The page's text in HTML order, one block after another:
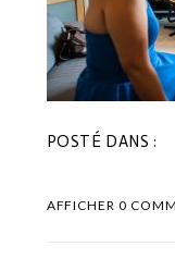
POSTÉ DANS :
AFFICHER0